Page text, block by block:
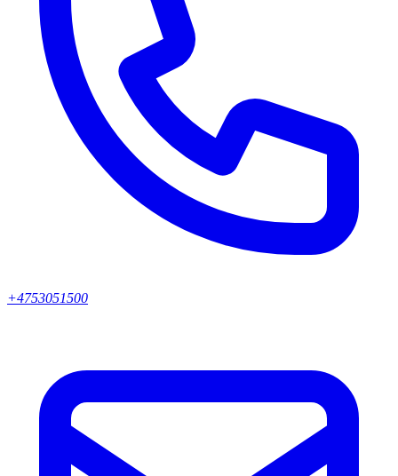
+4753051500